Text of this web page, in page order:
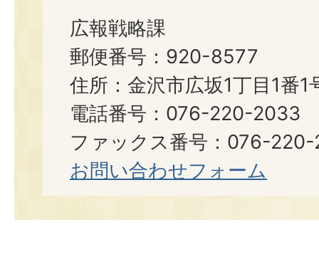
広報戦略課
郵便番号：920-8577
住所：金沢市広坂1丁目1番1
電話番号：076-220-2033
ファックス番号：076-
お問い合わせフォーム